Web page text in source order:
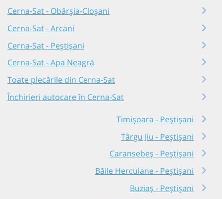
Cerna-Sat - Obârșia-Cloșani
Cerna-Sat - Arcani
Cerna-Sat - Peștișani
Cerna-Sat - Apa Neagră
Toate plecările din Cerna-Sat
Închirieri autocare în Cerna-Sat
Timișoara - Peștișani
Târgu Jiu - Peștișani
Caransebeș - Peștișani
Băile Herculane - Peștișani
Buziaș - Peștișani